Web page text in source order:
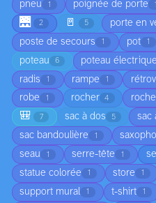
pneu 1 poignée de porte 1
🌉 2 🚪 5 porte en
poste de secours 1 pot 1
poteau 6 poteau électrique
radis 1 rampe 1
robe 1 rocher 4
🎒 7 sac à dos 5 sac
sac bandoulière 1
seau 1 serre-tête 1
statue colorée 1 store 1
support mural 1 t-shirt 1